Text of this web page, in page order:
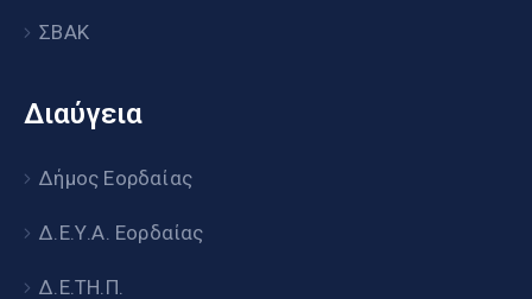
ΣΒΑΚ
Διαύγεια
Δήμος Εορδαίας
Δ.Ε.Υ.Α. Εορδαίας
Δ.Ε.ΤΗ.Π.